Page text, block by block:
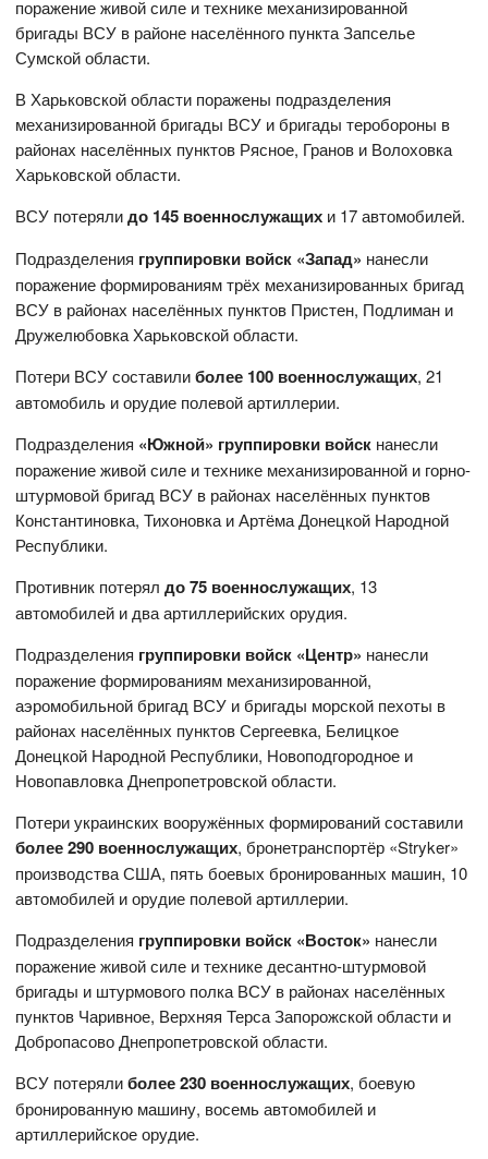
поражение живой силе и технике механизированной
бригады ВСУ в районе населённого пункта Запселье
Сумской области.
В Харьковской области поражены подразделения
механизированной бригады ВСУ и бригады теробороны в
районах населённых пунктов Рясное, Гранов и Волоховка
Харьковской области.
ВСУ потерялидо 145 военнослужащих и 17 автомобилей.
Подразделения группировки войск «Запад» нанесли
поражение формированиям трёх механизированных бригад
ВСУ в районах населённых пунктов Пристен, Подлиман и
Дружелюбовка Харьковской области.
Потери ВСУ составилиболее 100 военнослужащих, 21
автомобиль и орудие полевой артиллерии.
Подразделения «Южной» группировки войск нанесли
поражение живой силе и технике механизированной и горно-
штурмовой бригад ВСУ в районах населённых пунктов
Константиновка, Тихоновка и Артёма Донецкой Народной
Республики.
Противник потерялдо 75 военнослужащих, 13
автомобилей и два артиллерийских орудия.
Подразделения группировки войск «Центр» нанесли
поражение формированиям механизированной,
аэромобильной бригад ВСУ и бригады морской пехоты в
районах населённых пунктов Сергеевка, Белицкое
Донецкой Народной Республики, Новоподгородное и
Новопавловка Днепропетровской области.
Потери украинских вооружённых формирований составили
более 290 военнослужащих, бронетранспортёр «Stryker»
производства США, пять боевых бронированных машин, 10
автомобилей и орудие полевой артиллерии.
Подразделения группировки войск «Восток» нанесли
поражение живой силе и технике десантно-штурмовой
бригады и штурмового полка ВСУ в районах населённых
пунктов Чаривное, Верхняя Терса Запорожской области и
Добропасово Днепропетровской области.
ВСУ потерялиболее 230 военнослужащих, боевую
бронированную машину, восемь автомобилей и
артиллерийское орудие.